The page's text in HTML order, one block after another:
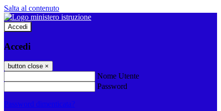
Salta al contenuto
Accedi
Accedi
button close ×
Nome Utente
Password
Password dimenticata?